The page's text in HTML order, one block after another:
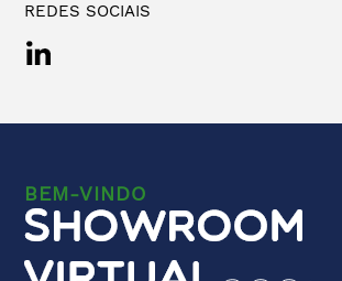
REDES SOCIAIS
BEM-VINDO